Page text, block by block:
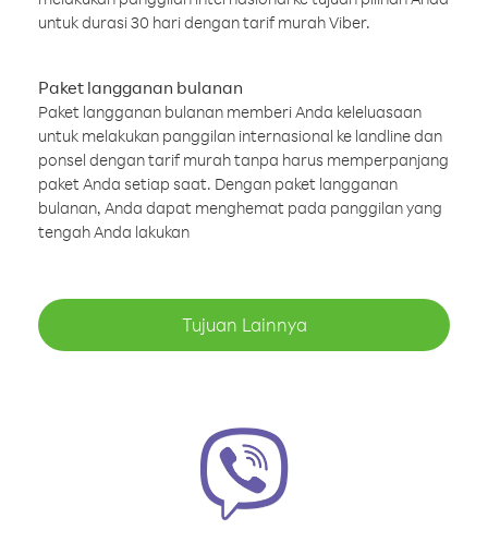
untuk durasi 30 hari dengan tarif murah Viber.
Paket langganan bulanan
Paket langganan bulanan memberi Anda keleluasaan
untuk melakukan panggilan internasional ke landline dan
ponsel dengan tarif murah tanpa harus memperpanjang
paket Anda setiap saat. Dengan paket langganan
bulanan, Anda dapat menghemat pada panggilan yang
tengah Anda lakukan
Tujuan Lainnya